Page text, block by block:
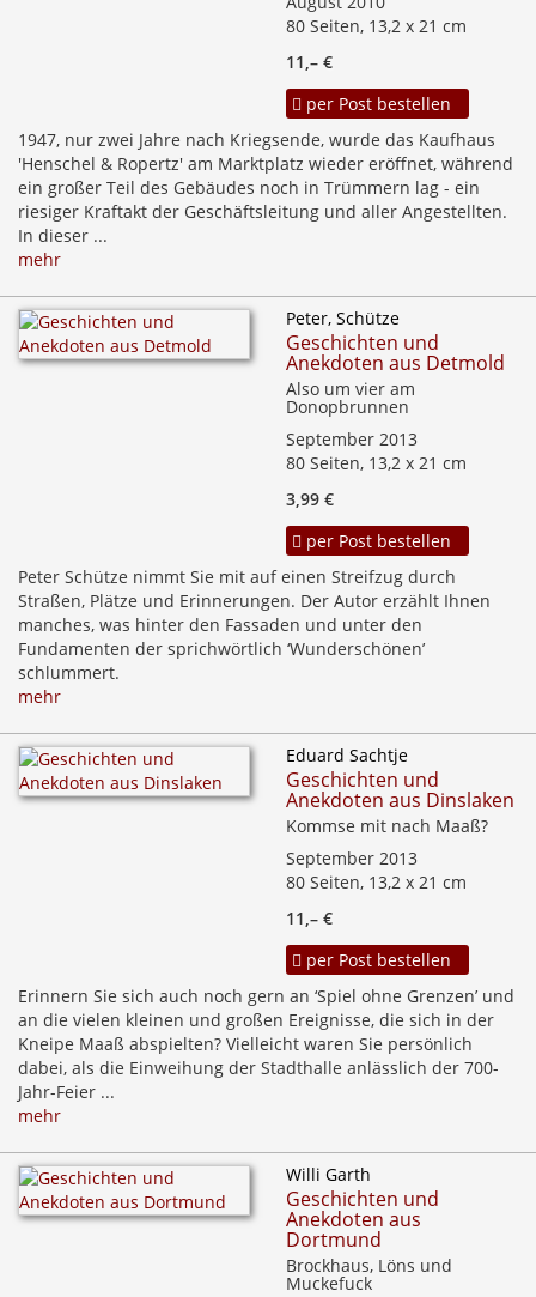
80 Seiten, 13,2 x 21 cm
11,– €
per Post bestellen
1947, nur zwei Jahre nach Kriegsende, wurde das Kaufhaus
'Henschel & Ropertz' am Marktplatz wieder eröffnet, während
ein großer Teil des Gebäudes noch in Trümmern lag - ein
riesiger Kraftakt der Geschäftsleitung und aller Angestellten.
In dieser ...
mehr
Peter, Schütze
Geschichten und
Anekdoten aus Detmold
Also um vier am
Donopbrunnen
September 2013
80 Seiten, 13,2 x 21 cm
3,99 €
per Post bestellen
Peter Schütze nimmt Sie mit auf einen Streifzug durch
Straßen, Plätze und Erinnerungen. Der Autor erzählt Ihnen
manches, was hinter den Fassaden und unter den
Fundamenten der sprichwörtlich ‘Wunderschönen’
schlummert.
mehr
Eduard Sachtje
Geschichten und
Anekdoten aus Dinslaken
Kommse mit nach Maaß?
September 2013
80 Seiten, 13,2 x 21 cm
11,– €
per Post bestellen
Erinnern Sie sich auch noch gern an ‘Spiel ohne Grenzen’ und
an die vielen kleinen und großen Ereignisse, die sich in der
Kneipe Maaß abspielten? Vielleicht waren Sie persönlich
dabei, als die Einweihung der Stadthalle anlässlich der 700-
Jahr-Feier ...
mehr
Willi Garth
Geschichten und
Anekdoten aus
Dortmund
Brockhaus, Löns und
Muckefuck